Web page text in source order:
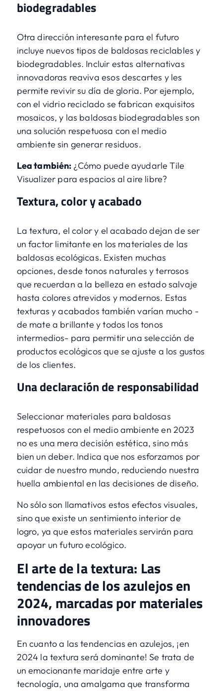
biodegradables
Otra dirección interesante para el futuro
incluye nuevos tipos de baldosas reciclables y
biodegradables. Incluir estas alternativas
innovadoras reaviva esos descartes y les
permite revivir su día de gloria. Por ejemplo,
con el vidrio reciclado se fabrican exquisitos
mosaicos, y las baldosas biodegradables son
una solución respetuosa con el medio
ambiente sin generar residuos.
Lea también: ¿Cómo puede ayudarle Tile
Visualizer para espacios al aire libre?
Textura, color y acabado
La textura, el color y el acabado dejan de ser
un factor limitante en los materiales de las
baldosas ecológicas. Existen muchas
opciones, desde tonos naturales y terrosos
que recuerdan a la belleza en estado salvaje
hasta colores atrevidos y modernos. Estas
texturas y acabados también varían mucho -
de mate a brillante y todos los tonos
intermedios- para permitir una selección de
productos ecológicos que se ajuste a los gustos
de los clientes.
Una declaración de responsabilidad
Seleccionar materiales para baldosas
respetuosos con el medio ambiente en 2023
no es una mera decisión estética, sino más
bien un deber. Indica que nos esforzamos por
cuidar de nuestro mundo, reduciendo nuestra
huella ambiental en las decisiones de diseño.
No sólo son llamativos estos efectos visuales,
sino que existe un sentimiento interior de
logro, ya que estos materiales servirán para
apoyar un futuro ecológico.
El arte de la textura: Las
tendencias de los azulejos en
2024, marcadas por materiales
innovadores
En cuanto a las tendencias en azulejos, ¡en
2024 la textura será dominante! Se trata de
un emocionante maridaje entre arte y
tecnología, una amalgama que transforma